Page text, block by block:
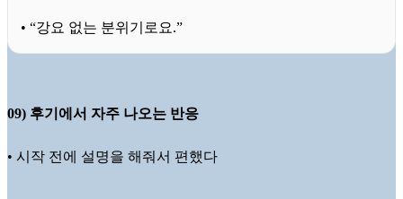
• “강요 없는 분위기로요.”
09) 후기에서 자주 나오는 반응
• 시작 전에 설명을 해줘서 편했다